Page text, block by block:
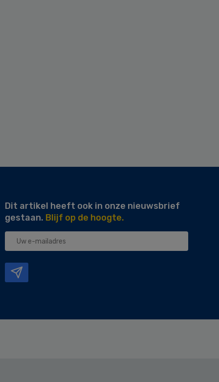
Dit artikel heeft ook in onze nieuwsbrief
gestaan. Blijf op de hoogte.
Uw